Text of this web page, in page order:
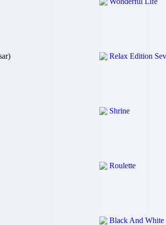
Relax Edition
Shrine
Roulette
Black And White